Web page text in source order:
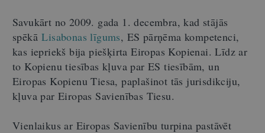
Savukārt no 2009. gada 1. decembra, kad stājās
spēkāLisabonas līgums, ES pārņēma kompetenci,
kas iepriekš bija piešķirta Eiropas Kopienai. Līdz ar
to Kopienu tiesības kļuva par ES tiesībām, un
Eiropas Kopienu Tiesa, paplašinot tās jurisdikciju,
kļuva par Eiropas Savienības Tiesu.
Vienlaikus ar Eiropas Savienību turpina pastāvēt